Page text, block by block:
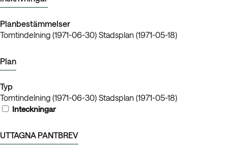
Planbestämmelser
Tomtindelning (1971-06-30) Stadsplan (1971-05-18)
Plan
Typ
Tomtindelning (1971-06-30) Stadsplan (1971-05-18)
Inteckningar
UTTAGNA PANTBREV